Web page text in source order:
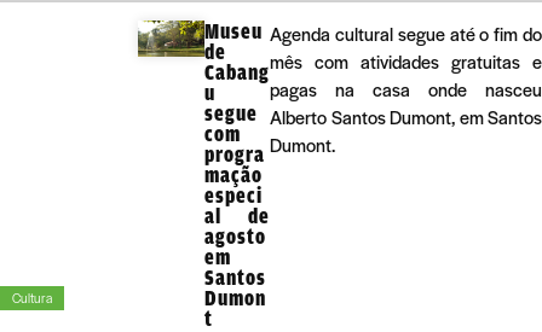
Cultura
Museu
de
Cabang
u
segue
com
progra
mação
especi
al de
agosto
em
Santos
Dumon
t
Agenda cultural segue até o fim do
mês com atividades gratuitas e
pagas na casa onde nasceu
Alberto Santos Dumont, em Santos
Dumont.